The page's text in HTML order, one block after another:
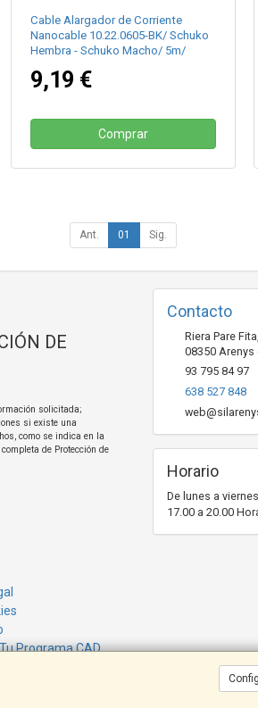
Cable Alargador de Corriente
Nanocable 10.22.0605-BK/ Schuko
Hembra - Schuko Macho/ 5m/
9,19 €
Comprar
Ant. 01 Sig.
DE
solicitada;
si existe una
como se indica en la
de Protección de
Programa CAD
Contacto
Riera Pare
08350 Arenys
93 795 84 97
638 527 848
Horario
De lunes a
17.00 a 20.00